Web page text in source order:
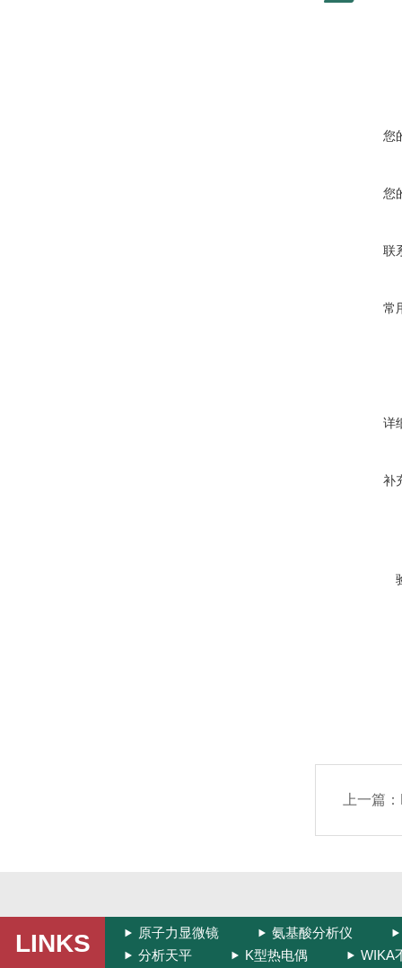
您
您
联
常
详
补
上一篇：
LINKS 原子力显微镜
氨基酸分析仪
分析天平
K型热电偶 WIKA